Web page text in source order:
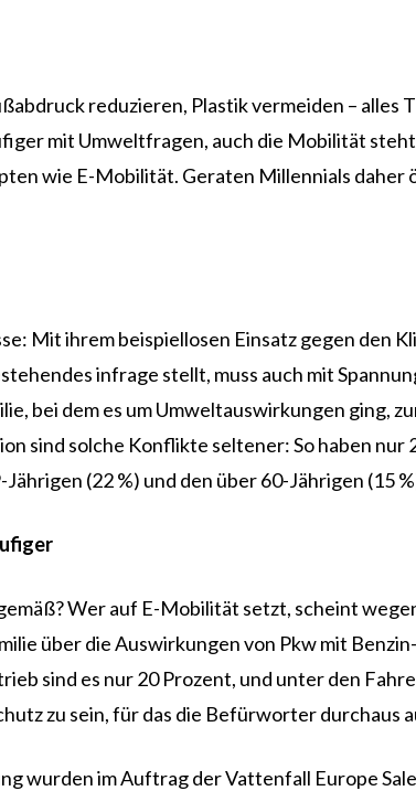
reduzieren, Plastik vermeiden –
mit Umweltfragen, auch die Mobilität
wie E-Mobilität. Geraten Millennials
Mit ihrem beispiellosen Einsatz gegen
infrage stellt, muss auch mit
bei dem es um Umweltauswirkungen ging,
sind solche Konflikte seltener: So haben
(22 %) und den über 60-Jährigen (15
Wer auf E-Mobilität setzt, scheint
über die Auswirkungen von Pkw mit
sind es nur 20 Prozent, und unter den
zu sein, für das die Befürworter durchaus
wurden im Auftrag der Vattenfall Europe